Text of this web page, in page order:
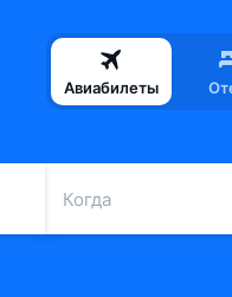
Авиабилеты
Когда